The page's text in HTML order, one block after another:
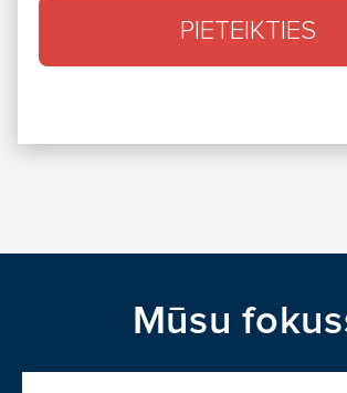
PIETEIKTIES
Mūsu